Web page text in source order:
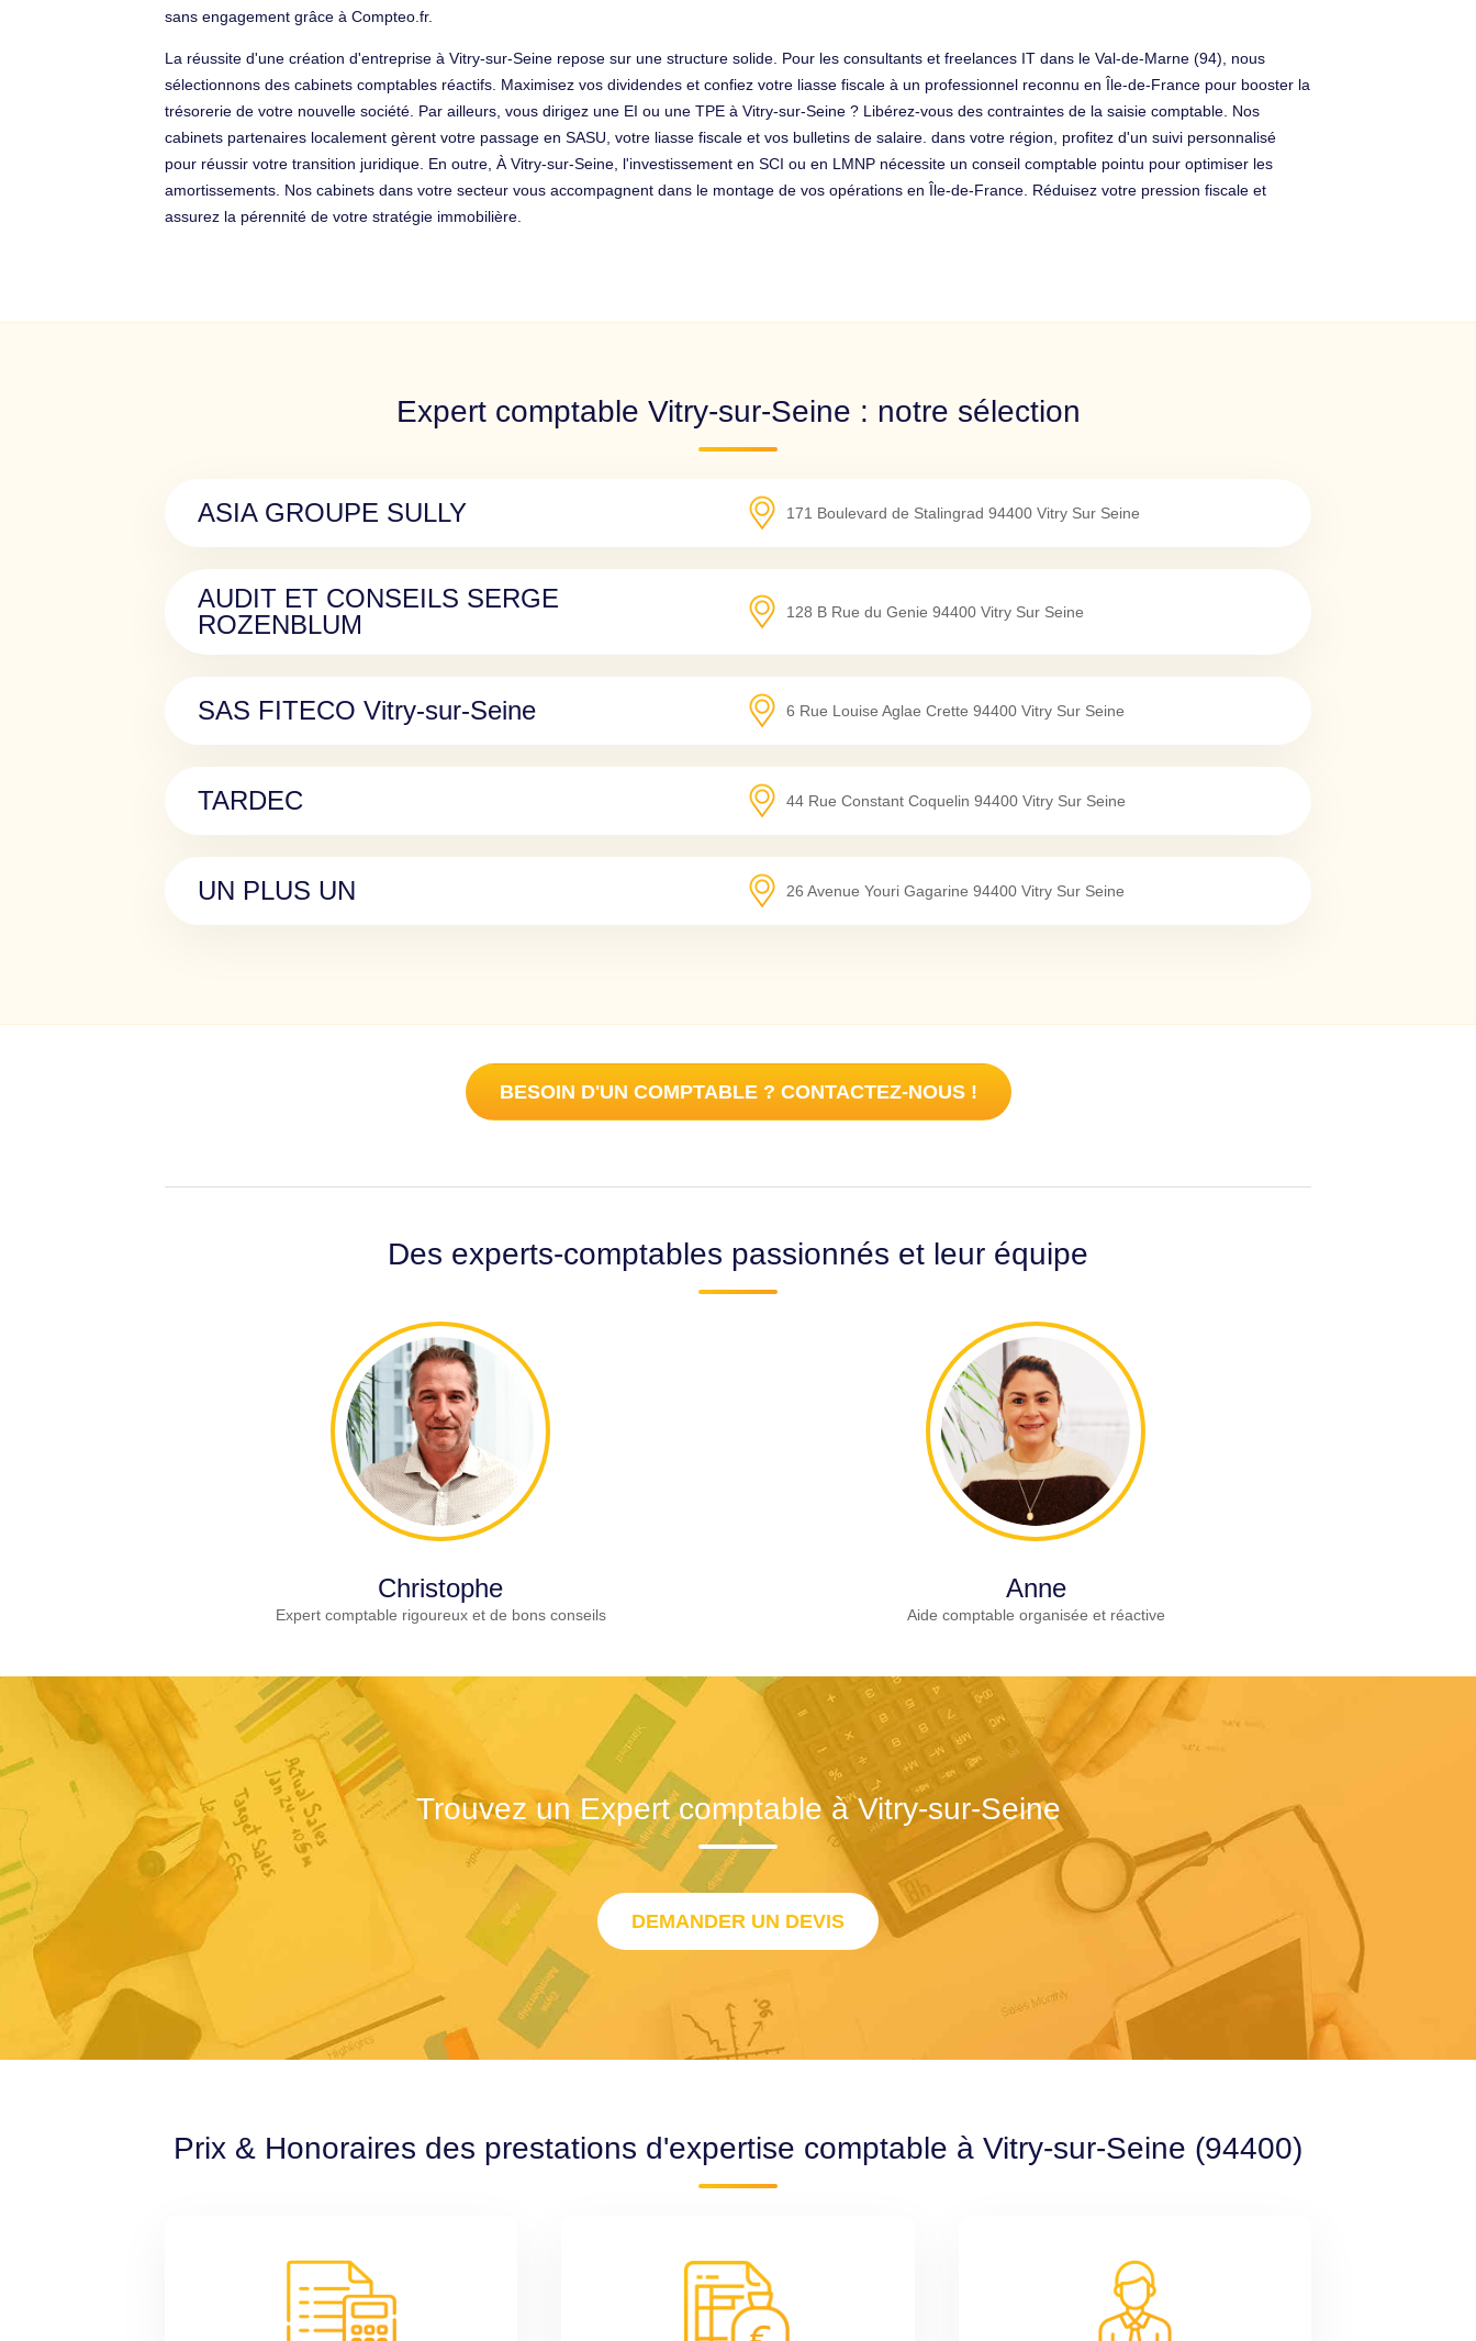
sans engagement grâce à Compteo.fr.
La réussite d'une création d'entreprise à Vitry-sur-Seine repose sur une structure solide. Pour les consultants et freelances IT dans le Val-de-Marne (94), nous
sélectionnons des cabinets comptables réactifs. Maximisez vos dividendes et confiez votre liasse fiscale à un professionnel reconnu en Île-de-France pour booster la
trésorerie de votre nouvelle société. Par ailleurs, vous dirigez une EI ou une TPE à Vitry-sur-Seine ? Libérez-vous des contraintes de la saisie comptable. Nos
cabinets partenaires localement gèrent votre passage en SASU, votre liasse fiscale et vos bulletins de salaire. dans votre région, profitez d'un suivi personnalisé
pour réussir votre transition juridique. En outre, À Vitry-sur-Seine, l'investissement en SCI ou en LMNP nécessite un conseil comptable pointu pour optimiser les
amortissements. Nos cabinets dans votre secteur vous accompagnent dans le montage de vos opérations en Île-de-France. Réduisez votre pression fiscale et
assurez la pérennité de votre stratégie immobilière.
Expert comptable Vitry-sur-Seine : notre sélection
ASIA GROUPE SULLY 171 Boulevard de Stalingrad 94400 Vitry Sur Seine
AUDIT ET CONSEILS SERGE
ROZENBLUM
128 B Rue du Genie 94400 Vitry Sur Seine
SAS FITECO Vitry-sur-Seine 6 Rue Louise Aglae Crette 94400 Vitry Sur Seine
TARDEC 44 Rue Constant Coquelin 94400 Vitry Sur Seine
UN PLUS UN 26 Avenue Youri Gagarine 94400 Vitry Sur Seine
BESOIN D'UN COMPTABLE ? CONTACTEZ-NOUS !
Des experts-comptables passionnés et leur équipe
Christophe
Expert comptable rigoureux et de bons conseils
Anne
Aide comptable organisée et réactive
Trouvez un Expert comptable à Vitry-sur-Seine
DEMANDER UN DEVIS
Prix & Honoraires des prestations d'expertise comptable à Vitry-sur-Seine (94400)